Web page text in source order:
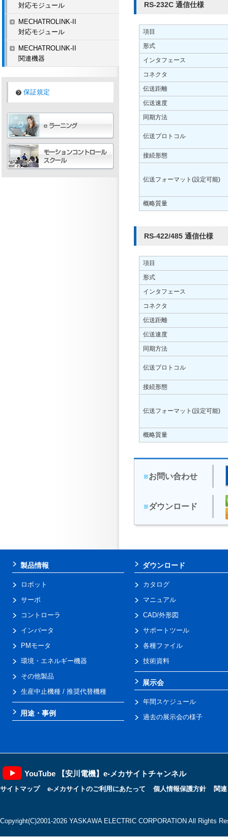
RS-232C 通信仕様
項目
形式
インタフェース
コネクタ
伝送距離
伝送速度
同期方法
伝送プロトコル
接続形態
伝送フォーマット(設定可能)
概略質量
RS-422/485 通信仕様
項目
形式
インタフェース
コネクタ
伝送距離
伝送速度
同期方法
伝送プロトコル
接続形態
伝送フォーマット(設定可能)
概略質量
■お問い合わせ
■ダウンロード
対応モジュール
MECHATROLINK-II
対応モジュール
MECHATROLINK-II
関連機器
保証規定
製品情報
ロボット
サーボ
コントローラ
インバータ
PMモータ
環境・エネルギー機器
その他製品
生産中止機種 / 推奨代替機種
用途・事例
ダウンロード
カタログ
マニュアル
CAD/外形図
サポートツール
各種ファイル
技術資料
展示会
年間スケジュール
過去の展示会の様子
YouTube 【安川電機】e-メカサイトチャンネル
サイトマップ e-メカサイトのご利用にあたって 個人情報保護方針 関
Copyright(C)2001‐2026 YASKAWA ELECTRIC CORPORATION All Rights